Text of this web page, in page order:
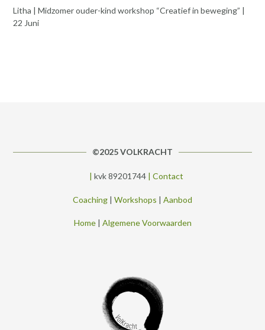
Litha | Midzomer ouder-kind workshop “Creatief in beweging” |
22 Juni
©2025 VOLKRACHT
| kvk 89201744 | Contact
Coaching | Workshops | Aanbod
Home| Algemene Voorwaarden